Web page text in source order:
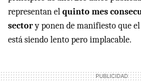
representan elquinto mes
sectory ponen de manifiesto que
está siendo lento pero implacable.